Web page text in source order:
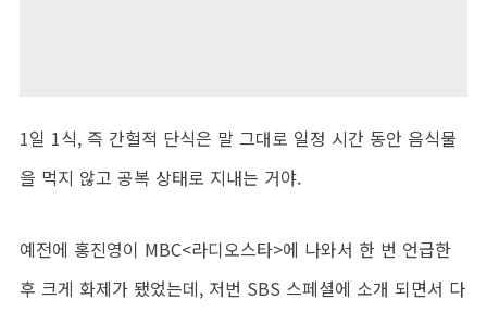
1일 1식, 즉 간헐적 단식은 말 그대로 일정 시간 동안 음식물
을 먹지 않고 공복 상태로 지내는 거야.
예전에 홍진영이 MBC<라디오스타>에 나와서 한 번 언급한
후 크게 화제가 됐었는데, 저번 SBS 스페셜에 소개 되면서 다